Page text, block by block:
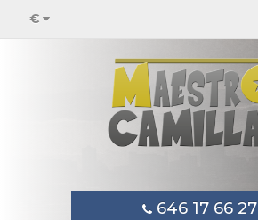
€
646 17 66 27